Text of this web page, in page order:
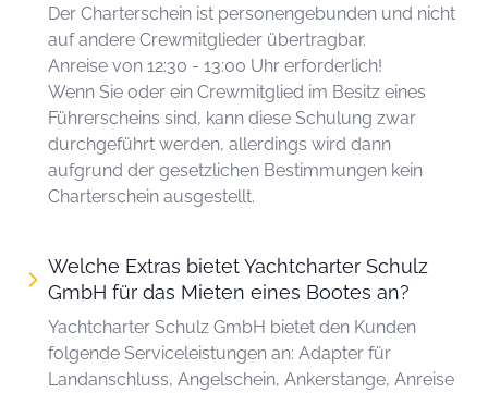
Der Charterschein ist personengebunden und nicht
auf andere Crewmitglieder übertragbar.
Anreise von 12:30 - 13:00 Uhr erforderlich!
Wenn Sie oder ein Crewmitglied im Besitz eines
Führerscheins sind, kann diese Schulung zwar
durchgeführt werden, allerdings wird dann
aufgrund der gesetzlichen Bestimmungen kein
Charterschein ausgestellt.
Welche Extras bietet Yachtcharter Schulz
GmbH für das Mieten eines Bootes an?
Yachtcharter Schulz GmbH bietet den Kunden
folgende Serviceleistungen an: Adapter für
Landanschluss, Angelschein, Ankerstange, Anreise